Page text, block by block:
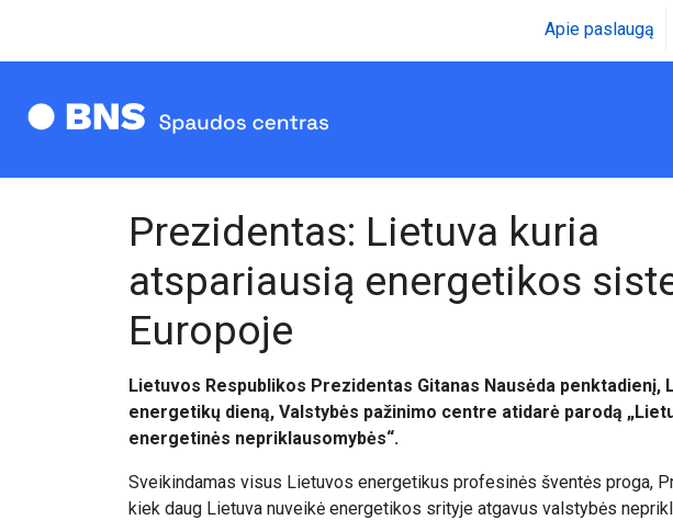
Apie paslaugą
Prezidentas: Lietuva kuria
atspariausią energetikos
Europoje
Lietuvos Respublikos Prezidentas Gitanas Nausėda penktadienį,
energetikų dieną, Valstybės pažinimo centre atidarė parodą
energetinės nepriklausomybės“.
Sveikindamas visus Lietuvos energetikus profesinės šventės proga,
kiek daug Lietuva nuveikė energetikos srityje atgavus valstybės